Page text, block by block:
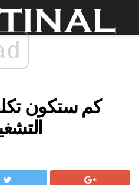
كم ستكون